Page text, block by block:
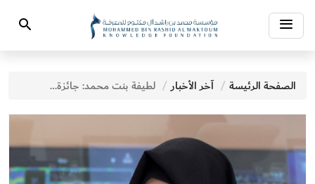
Toggle
navigation
Search
الصفحة الرئيسة آخر الأخبار لطيفة بنت محمد: جائزة محمد بن راشد آل مكتوم للمعرفة تواصل مساهمتها الفاعلة في دفع عجلة التنمية المعرفية